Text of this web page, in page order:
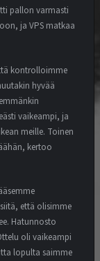
pallon varmasti
ja VPS matkaa
kontrolloimme
hyvää
vaikeampi, ja
meille. Toinen
kertoo
että olisimme
Hatunnosto
oli vaikeampi
lopulta saimme